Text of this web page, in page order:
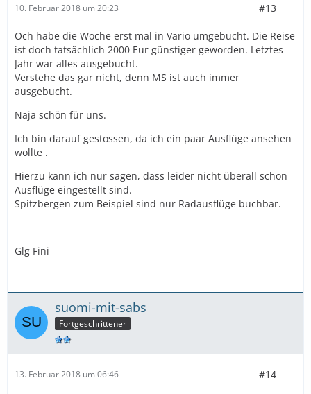
10. Februar 2018 um 20:23 #13
Och habe die Woche erst mal in Vario umgebucht. Die Reise
ist doch tatsächlich 2000 Eur günstiger geworden. Letztes
Jahr war alles ausgebucht.
Verstehe das gar nicht, denn MS ist auch immer
ausgebucht.
Naja schön für uns.
Ich bin darauf gestossen, da ich ein paar Ausflüge ansehen
wollte .
Hierzu kann ich nur sagen, dass leider nicht überall schon
Ausflüge eingestellt sind.
Spitzbergen zum Beispiel sind nur Radausflüge buchbar.
Glg Fini
suomi-mit-sabs
Fortgeschrittener
13. Februar 2018 um 06:46 #14